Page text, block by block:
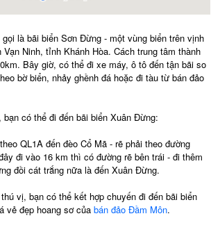
là bãi biển Sơn Đừng - một vùng biển trên vịnh
Ninh, tỉnh Khánh Hòa. Cách trung tâm thành
Bây giờ, có thể đi xe máy, ô tô đến tận bãi so
bờ biển, nhảy ghềnh đá hoặc đi tàu từ bán đảo
bạn có thể đi đến bãi biển Xuân Đừng:
QL1A đến đèo Cổ Mã - rẽ phải theo đường
đi vào 16 km thì có đường rẽ bên trái - đi thêm
đồi cát trắng nữa là đến Xuân Đừng.
vị, bạn có thể kết hợp chuyến đi đến bãi biển
vẻ đẹp hoang sơ của bán đảo Đầm Môn.